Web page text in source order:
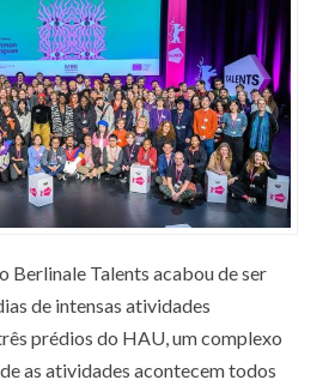
Berlinale Talents acabou de ser
de intensas atividades
prédios do HAU, um complexo
as atividades acontecem todos